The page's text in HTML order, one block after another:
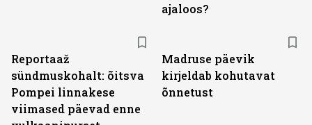
ajaloos?
Reportaaž
sündmuskohalt: õitsva
Pompei linnakese
viimased päevad enne
Madruse päevik
kirjeldab kohutavat
õnnetust